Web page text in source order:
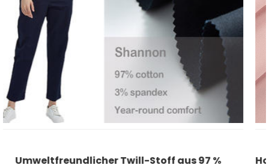
97 %
Hochwertiger, weicher Stoff aus 76 %